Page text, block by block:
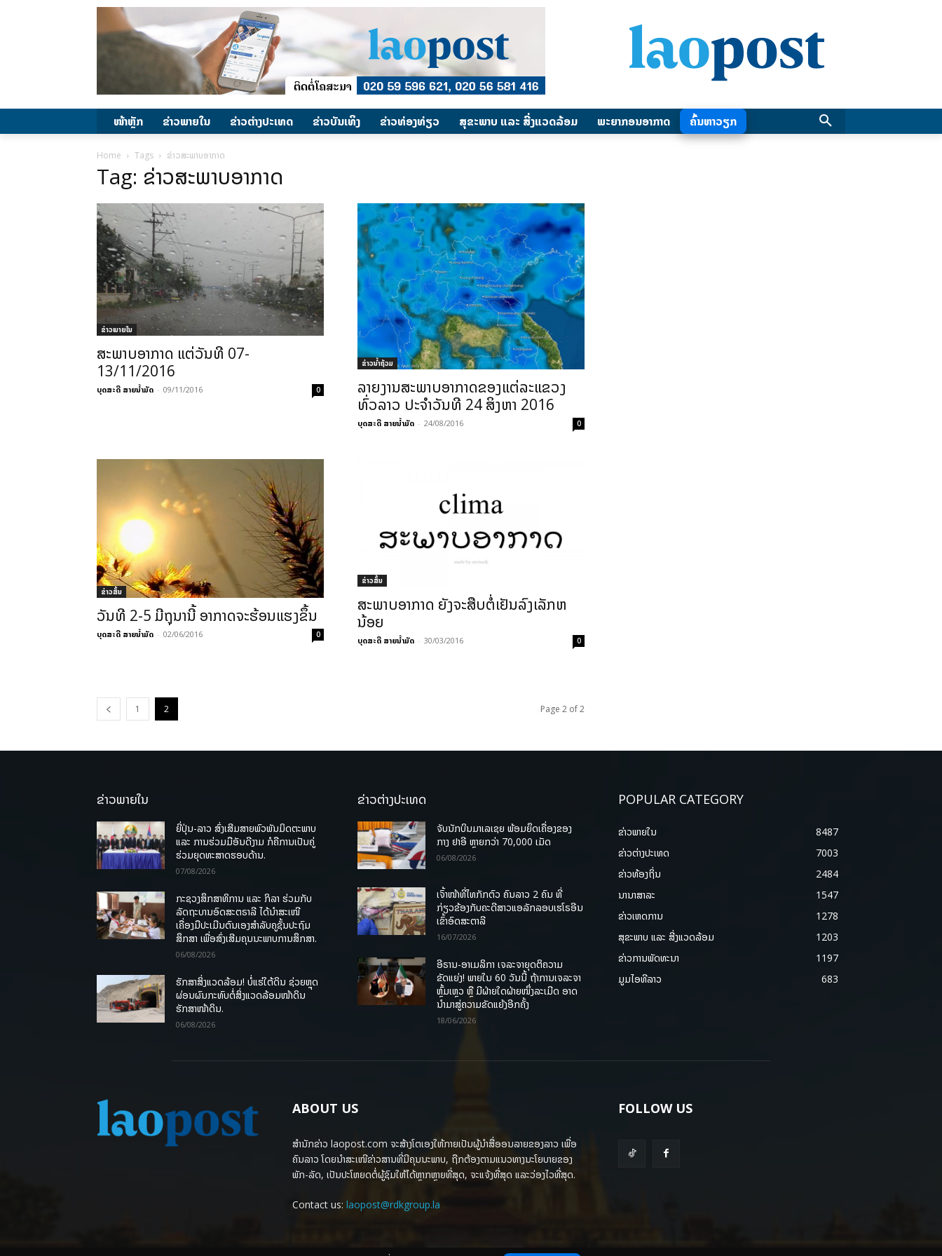
ໜ້າຫຼັກ ຂ່າວພາຍ​ໃນ ຂ່າວຕ່າງປະເທດ ​ຂ່າວບັນເທິງ ​ຂ່າວທ່ອງທ່ຽວ ສຸຂະພາບ ແລະ ສີ່ງແວດລ້ອມ ພະຍາກອນອາກາດ ຄົ້ນຫາວຽກ
Home Tags ຂ່າວສະພາບອາກາດ
Tag: ຂ່າວສະພາບອາກາດ
ຂ່າວພາຍ​ໃນ
ສະ​ພາບ​ອາ​ກາດ ແຕ່​ວັນ​ທີ 07-
13/11/2016
ບຸດສະດີ ສາຍນ້ຳມັດ - 09/11/2016 0
ຂ່າວນໍ້າຖ້ວມ
ລາຍງານສະພາບອາກາດຂອງແຕ່ລະແຂວງ
ທົ່ວລາວ ປະຈຳວັນທີ 24 ສິງຫາ 2016
ບຸດສະດີ ສາຍນ້ຳມັດ - 24/08/2016 0
ຂ່າວສັ້ນ
ວັນທີ 2-5 ມີຖຸນານີ້ ອາກາດຈະຮ້ອນແຮງຂຶ້ນ
ບຸດສະດີ ສາຍນ້ຳມັດ - 02/06/2016 0
ຂ່າວສັ້ນ
ສະພາບອາກາດ ຍັງຈະສືບຕໍ່ເຢັນລົງເລັກຫ
ນ້ອຍ
ບຸດສະດີ ສາຍນ້ຳມັດ - 30/03/2016 0
1 2 Page 2 of 2
ຂ່າວພາຍໃນ
ຍີ່ປຸ່ນ-ລາວ ສົ່ງເສີມສາຍພົວພັນມິດຕະພາບ
ແລະ ການຮ່ວມມືອັນດີງາມ ກໍຄືການເປັນຄູ່
ຮ່ວມຍຸດທະສາດຮອບດ້ານ.
07/08/2026
ກະຊວງສຶກສາທິການ ແລະ ກິລາ ຮ່ວມກັບ
ລັດຖະບານອົດສະຕຣາລີ ໄດ້ນຳສະເໜີ
ເຄື່ອງມືປະເມີນຕົນເອງສຳລັບຄູຊັ້ນປະຖົມ
ສຶກສາ ເພື່ອສົ່ງເສີມຄຸນນະພາບການສຶກສາ.
06/08/2026
ຮັກສາສິ່ງແວດລ້ອມ! ບໍ່ແຮ່ໃຕ້ດິນ ຊ່ວຍຫຼຸດ
ຜ່ອນຜົນກະທົບຕໍ່ສິ່ງແວດລ້ອມໜ້າດິນ
ຮັກສາໜ້າດິນ.
06/08/2026
ຂ່າວຕ່າງປະເທດ
ຈັບນັກບິນມາເລເຊຍ ພ້ອມຍຶດເຄື່ອງຂອງ
ກາງ ຢາອີ ຫຼາຍກວ່າ 70,000 ເມັດ
06/08/2026
ເຈົ້າໜ້າທີ່ໄທກັກຕົວ ຄົນລາວ 2 ຄົນ ທີ່
ກ່ຽວຂ້ອງກັບຄະດີສາວແອລັກລອບເຮໂຣອີນ
ເຂົ້າອົດສະຕາລີ
16/07/2026
ອີຣານ-ອາເມລິກາ ເຈລະຈາຍຸດຕິຄວາມ
ຂັດແຍ່ງ! ພາຍໃນ 60 ວັນນີ້ ຖ້າການເຈລະຈາ
ຫຼົ້ມເຫຼວ ຫຼື ມີຝ່າຍໃດຝ່າຍໜຶ່ງລະເມີດ ອາດ
ນໍາມາສູ່ຄວາມຂັດແຍ້ງອີກຄັ້ງ
18/06/2026
POPULAR CATEGORY
ຂ່າວພາຍ​ໃນ
8487
ຂ່າວຕ່າງປະເທດ
7003
ຂ່າວທ້ອງຖິ່ນ
2484
ນານາສາລະ
1547
ຂ່າວເຫດການ
1278
ສຸຂະພາບ ແລະ ສີ່ງແວດລ້ອມ
1203
ຂ່າວການພັດທະນາ
1197
ມູມໄອທີລາວ
683
ABOUT US
ສຳນັກຂ່າວ laopost.com ຈະສ້າງໂຕເອງໃຫ້ກາຍເປັນຜູ້ນຳສື່ອອນລາຍຂອງລາວ ເພື່ອ
ຄົນລາວ ໂດຍນຳສະເໜີຂ່າວສານທີ່ມີຄຸນນະພາບ, ຖືກຕ້ອງຕາມແນວທາງນະໂຍບາຍຂອງ
ພັກ-ລັດ, ເປັນປະໂຫຍດຕໍ່ຜູ້ຊົມໃຫ້ໄດ້ຫຼາກຫຼາຍທີ່ສຸດ, ຈະແຈ້ງທີ່ສຸດ ແລະວ່ອງໄວທີ່ສຸດ.
Contact us: laopost@rdkgroup.la
FOLLOW US